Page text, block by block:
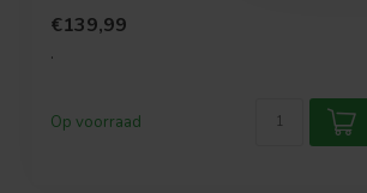
€139,99
.
Op voorraad